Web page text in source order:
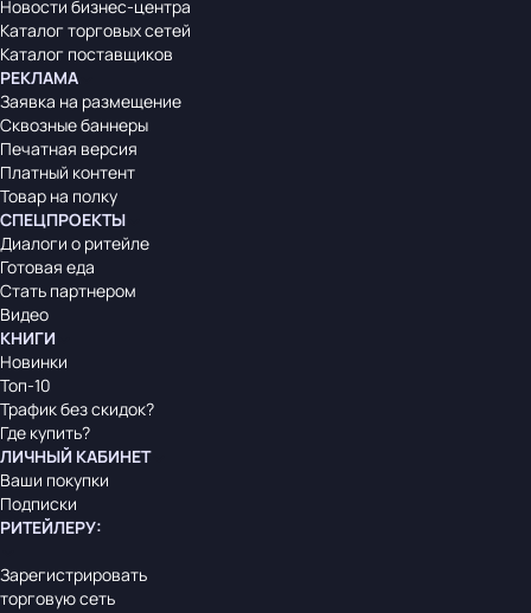
Новости бизнес-центра
Каталог торговых сетей
Каталог поставщиков
РЕКЛАМА
Заявка на размещение
Сквозные баннеры
Печатная версия
Платный контент
Товар на полку
СПЕЦПРОЕКТЫ
Диалоги о ритейле
Готовая еда
Стать партнером
Видео
КНИГИ
Новинки
Топ-10
Трафик без скидок?
Где купить?
ЛИЧНЫЙ КАБИНЕТ
Ваши покупки
Подписки
РИТЕЙЛЕРУ:
Зарегистрировать
торговую сеть